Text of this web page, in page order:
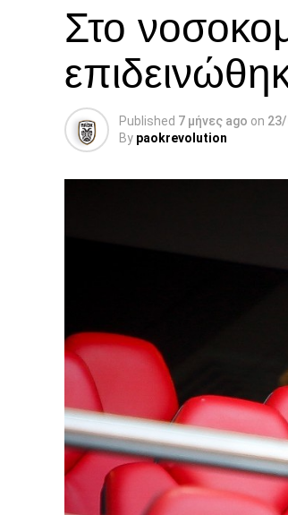
Στο
Published 7 μήνες ago on
By paokrevolution